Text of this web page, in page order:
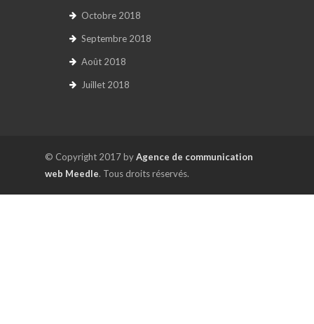
Octobre 2018
Septembre 2018
Août 2018
Juillet 2018
© Copyright 2017 byAgence de communication
web Meedle. Tous droits réservés.